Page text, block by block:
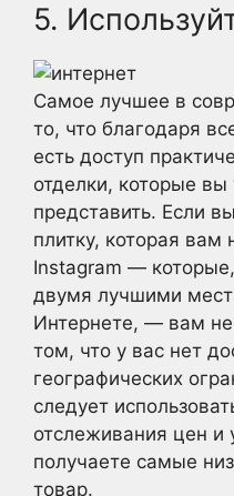
5.
Самое лучшее в
то, что благодаря
есть доступ
отделки, которые
представить. Если
плитку, которая вам
Instagram —
двумя лучшими
Интернете, — вам
том, что у вас нет
географических
следует
отслеживания цен и
получаете самые
товар.